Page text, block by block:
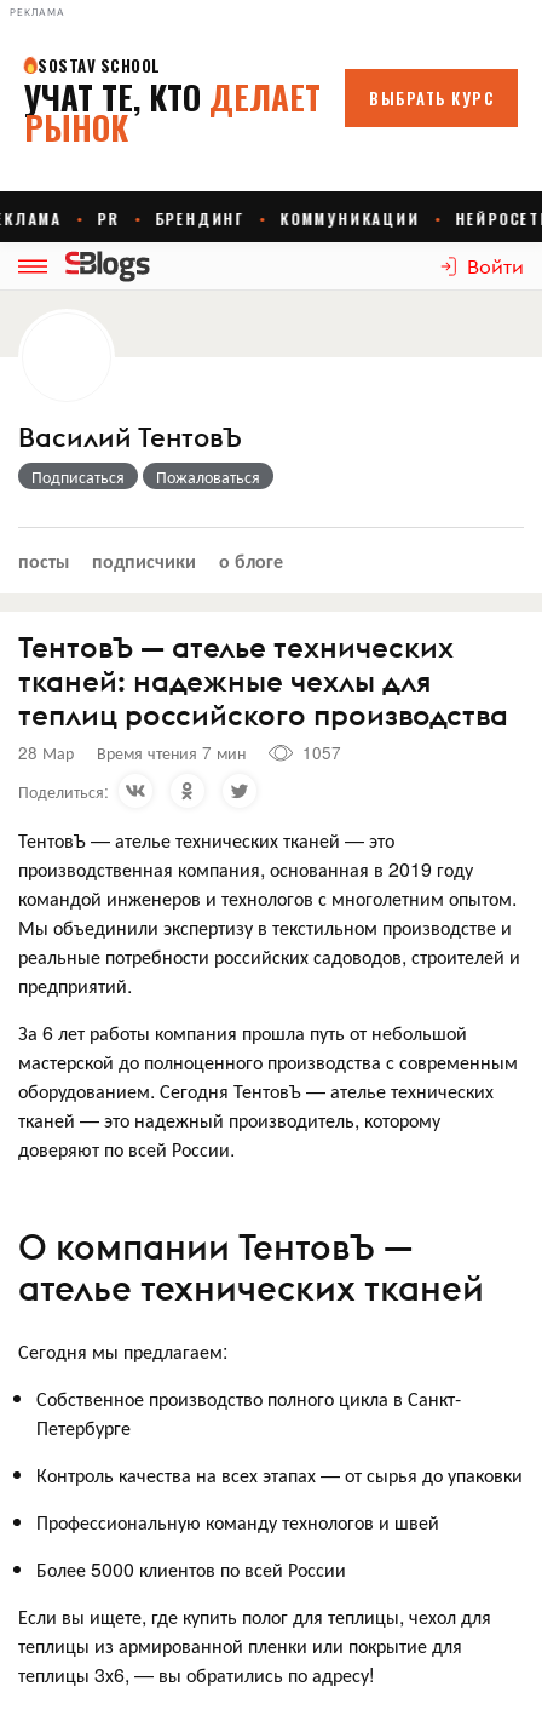
РЕКЛАМА
Войти
Василий ТентовЪ
Подписаться Пожаловаться
посты подписчики о блоге
ТентовЪ — ателье технических
тканей: надежные чехлы для
теплиц российского производства
28 Мар Время чтения 7 мин
1057
Поделиться:
ТентовЪ — ателье технических тканей — это
производственная компания, основанная в 2019 году
командой инженеров и технологов с многолетним опытом.
Мы объединили экспертизу в текстильном производстве и
реальные потребности российских садоводов, строителей и
предприятий.
За 6 лет работы компания прошла путь от небольшой
мастерской до полноценного производства с современным
оборудованием. Сегодня ТентовЪ — ателье технических
тканей — это надежный производитель, которому
доверяют по всей России.
О компании ТентовЪ —
ателье технических тканей
Сегодня мы предлагаем:
Собственное производство полного цикла в Санкт-
Петербурге
Контроль качества на всех этапах — от сырья до упаковки
Профессиональную команду технологов и швей
Более 5000 клиентов по всей России
Если вы ищете, где купить полог для теплицы, чехол для
теплицы из армированной пленки или покрытие для
теплицы 3х6, — вы обратились по адресу!